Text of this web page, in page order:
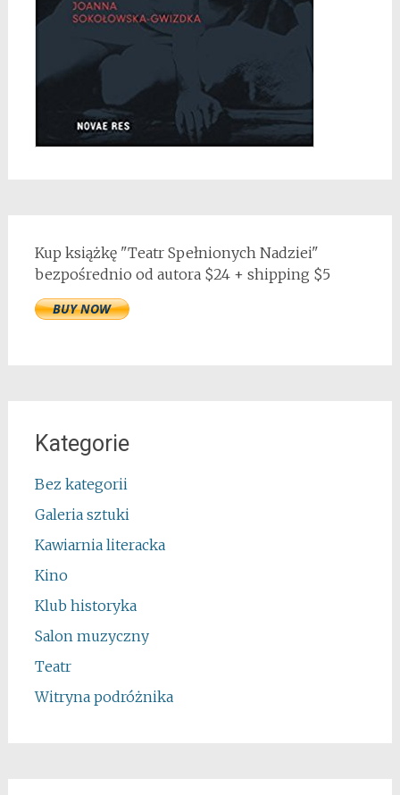
Kup książkę "Teatr Spełnionych Nadziei"
bezpośrednio od autora $24 + shipping $5
Kategorie
Bez kategorii
Galeria sztuki
Kawiarnia literacka
Kino
Klub historyka
Salon muzyczny
Teatr
Witryna podróżnika